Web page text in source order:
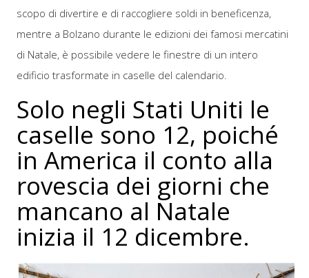
scopo di divertire e di raccogliere soldi in beneficenza,
mentre a Bolzano durante le edizioni dei famosi mercatini
di Natale, è possibile vedere le finestre di un intero
edificio trasformate in caselle del calendario.
Solo negli Stati Uniti le
caselle sono 12, poiché
in America il conto alla
rovescia dei giorni che
mancano al Natale
inizia il 12 dicembre.